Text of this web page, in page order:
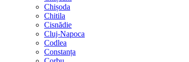
Chișoda
Chitila
Cisnădie
Cluj-Napoca
Codlea
Constanța